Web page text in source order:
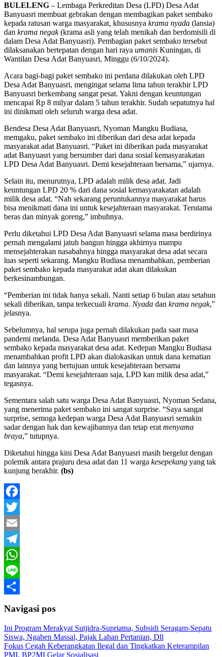
BULELENG – Lembaga Perkreditan Desa (LPD) Desa Adat
Banyuasri membuat gebrakan dengan membagikan paket sembako
kepada ratusan warga masyarakat, khususnya krama nyada (lansia)
dan krama negak(krama asli yang telah menikah dan berdomisili di
dalam Desa Adat Banyuasri). Pembagian paket sembako tersebut
dilaksanakan bertepatan dengan hari raya umanis Kuningan, di
Wantilan Desa Adat Banyuasri, Minggu (6/10/2024).
Acara bagi-bagi paket sembako ini perdana dilakukan oleh LPD
Desa Adat Banyuasri, mengingat selama lima tahun terakhir LPD
Banyuasri berkembang sangat pesat. Yakni dengan keuntungan
mencapai Rp 8 milyar dalam 5 tahun terakhir. Sudah sepatutnya hal
ini dinikmati oleh seluruh warga desa adat.
Bendesa Desa Adat Banyuasri, Nyoman Mangku Budiasa,
memgaku, paket sembako ini diberikan dari desa adat kepada
masyarakat adat Banyuasri. “Paket ini diberikan pada masyarakat
adat Banyuasri yang bersumber dari dana sosial kemasyarakatan
LPD Desa Adat Banyuasri. Demi kesejahteraan bersama,” ujarnya.
Selain itu, menurutnya, LPD adalah milik desa adat. Jadi
keuntungan LPD 20 % dari dana sosial kemasyarakatan adalah
milik desa adat. “Nah sekarang peruntukannya masyarakat harus
bisa menikmati dana ini untuk kesejahteraan masyarakat. Terutama
beras dan minyak goreng,” imbuhnya.
Perlu diketahui LPD Desa Adat Banyuasri selama masa berdirinya
pernah mengalami jatuh bangun hingga akhirnya mampu
mensejahterakan nasabahnya hingga masyarakat desa adat secara
luas seperti sekarang. Mangku Budiasa menambahkan, pemberian
paket sembako kepada masyarakat adat akan dilakukan
berkesinambungan.
“Pemberian ini tidak hanya sekali. Nanti setiap 6 bulan atau setahun
sekali diberikan, tanpa terkecuali krama. Nyada dan krama negak,”
jelasnya.
Sebelumnya, hal serupa juga pernah dilakukan pada saat masa
pandemi melanda. Desa Adat Banyuasri memberikan paket
sembako kepada masyarakat desa adat. Kedepan Mangku Budiasa
menambahkan profit LPD akan dialokasikan untuk dana kematian
dan lainnya yang bertujuan untuk kesejahteraan bersama
masyarakat. “Demi kesejahteraan saja, LPD kan milik desa adat,”
tegasnya.
Sementara salah satu warga Desa Adat Banyuasri, Nyoman Sedana,
yang menerima paket sembako ini sangat surprise. “Saya sangat
surprise, semoga kedepan warga Desa Adat Banyuasri semakin
sadar dengan hak dan kewajibannya dan tetap erat menyama
braya,” tutupnya.
Diketahui hingga kini Desa Adat Banyuasri masih bergelut dengan
polemik antara prajuru desa adat dan 11 warga kesepekang yang tak
kunjung berakhir. (bs)
Facebook
Twitter
Email
Telegram
WhatsApp
Line
Navigasi pos
Ini Program Merakyat Sutjidra-Supriatna, Subsidi Seragam-Sepatu
Siswa, Ngaben Massal, Pajak Lahan Pertanian, Dll
Fokus Cegah Keberangkatan Ilegal dan Tingkatkan Keterampilan
PMI, BP2MI Gelar Sosialisasi